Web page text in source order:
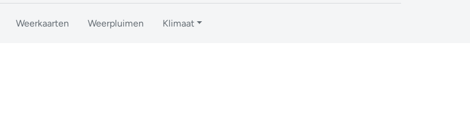
Weerkaarten Weerpluimen Klimaat